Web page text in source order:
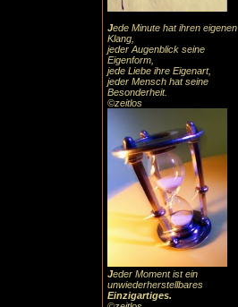
Jede Minute hat ihren eigenen
Klang,
jeder Augenblick seine
Eigenform,
jede Liebe ihre Eigenart,
jeder Mensch hat seine
Besonderheit.
©zeitlos
Jeder Moment ist ein
unwiederherstellbares
Einzigartiges.